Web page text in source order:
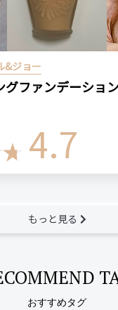
&ジョー
グファンデーショ
4.7
もっと見る
おすすめタグ